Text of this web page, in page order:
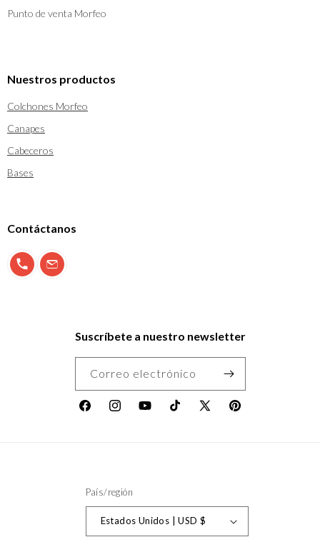
Punto de venta Morfeo
Nuestros productos
Colchones Morfeo
Canapes
Cabeceros
Bases
Contáctanos
900 897 123info@morfeo.com
Suscríbete a nuestro newsletter
Correo electrónico
FacebookInstagramYouTubeTikTok
X
Pinterest
País/región
Estados Unidos | USD $